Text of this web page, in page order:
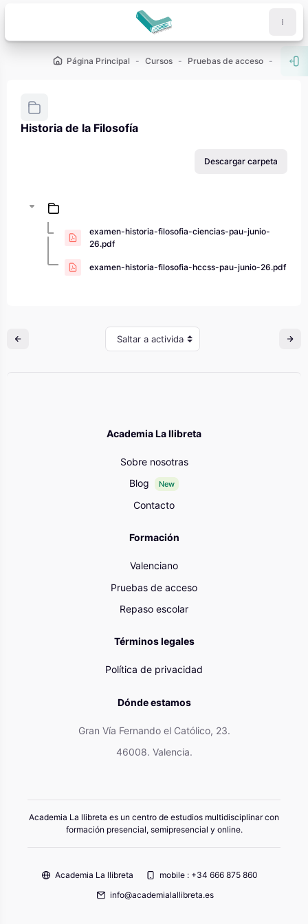
Página Principal Cursos Pruebas de acceso PAU -
Historia de la Filosofía
Descargar carpeta
examen-historia-filosofia-ciencias-pau-junio-
26.pdf
examen-historia-filosofia-hccss-pau-junio-26.pdf
Saltar a actividad
Academia La llibreta
Sobre nosotras
Blog
New
Contacto
Formación
Valenciano
Pruebas de acceso
Repaso escolar
Términos legales
Política de privacidad
Dónde estamos
Gran Vía Fernando el Católico, 23.
46008. Valencia.
Academia La llibreta es un centro de estudios multidisciplinar con
formación presencial, semipresencial y online.
Academia La llibreta
mobile : +34 666 875 860
info@academialallibreta.es